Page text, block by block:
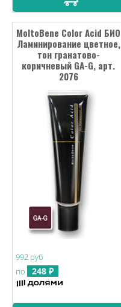
MoltoBene Color Acid БИО
Ламинирование цветное,
тон гранатово-
коричневый GA-G, арт.
2076
992 руб
по
248 ₽